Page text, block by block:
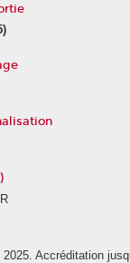
Accréditation